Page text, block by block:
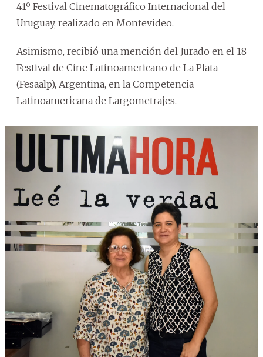
41º Festival Cinematográfico Internacional del
Uruguay, realizado en Montevideo.
Asimismo, recibió una mención del Jurado en el 18
Festival de Cine Latinoamericano de La Plata
(Fesaalp), Argentina, en la Competencia
Latinoamericana de Largometrajes.